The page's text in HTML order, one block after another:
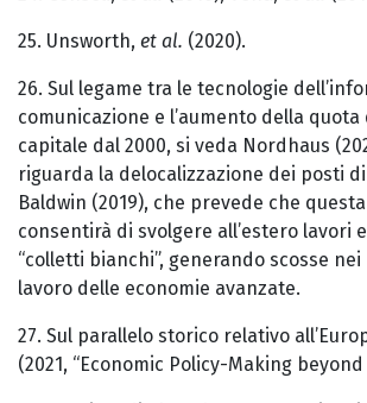
25. Unsworth, et al. (2020).
26. Sul legame tra le tecnologie
comunicazione e l’aumento della
capitale dal 2000, si veda Nordhaus
riguarda la delocalizzazione dei posti
Baldwin (2019), che prevede che
consentirà di svolgere all’estero lavori
“colletti bianchi”, generando scosse
lavoro delle economie avanzate.
27. Sul parallelo storico relativo
(2021, “Economic Policy-Making beyond